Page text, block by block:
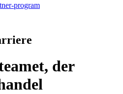
program
der